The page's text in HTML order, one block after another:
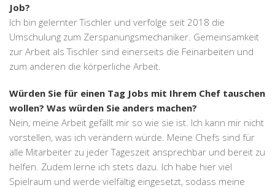
Job?
Ich bin gelernter Tischler und verfolge seit 2018 die
Umschulung zum Zerspanungsmechaniker. Gemeinsamkeit
zur Arbeit als Tischler sind einerseits die Feinarbeiten und
zum anderen die körperliche Arbeit.
Würden Sie für einen Tag Jobs mit Ihrem Chef tauschen
wollen? Was würden Sie anders machen?
Nein, meine Arbeit gefällt mir so wie sie ist. Ich kann mir nicht
vorstellen, was ich verändern würde. Meine Chefs sind für
alle Mitarbeiter zu jeder Tageszeit ansprechbar und bereit zu
helfen. Zudem lerne ich stets dazu. Ich habe hier viel
Spielraum und werde vielfältig eingesetzt, sodass meine